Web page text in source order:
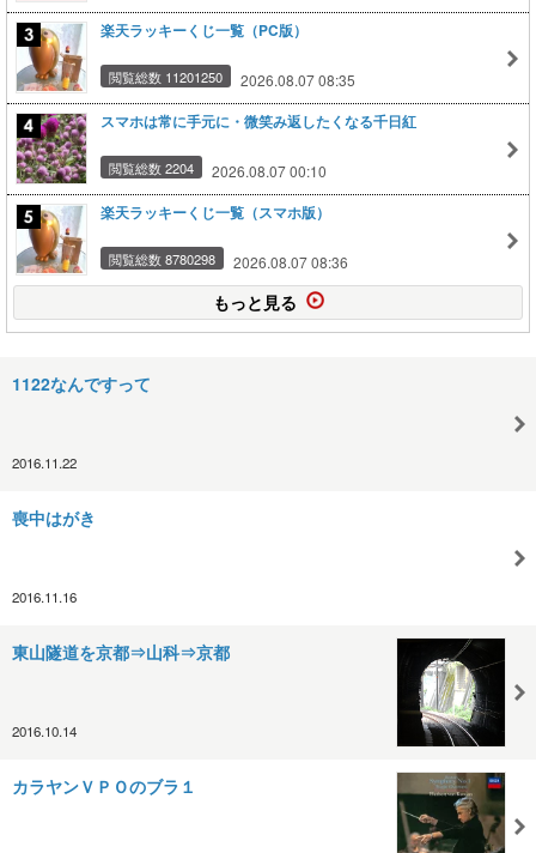
楽天ラッキーくじ一覧（PC版）
閲覧総数 11201250 2026.08.07 08:35
スマホは常に手元に・微笑み返したくなる千日紅
閲覧総数 2204 2026.08.07 00:10
楽天ラッキーくじ一覧（スマホ版）
閲覧総数 8780298 2026.08.07 08:36
もっと見る
1122なんですって
2016.11.22
喪中はがき
2016.11.16
東山隧道を京都⇒山科⇒京都
2016.10.14
カラヤンＶＰＯのブラ１